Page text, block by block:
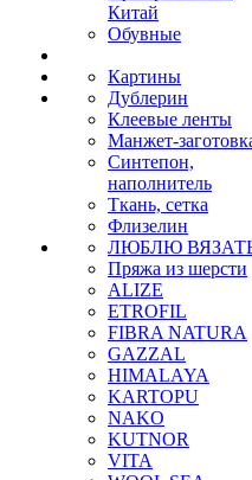
Китай
Обувные
Картины
Дублерин
Клеевые ленты
Манжет-
Синтепон,
наполнитель
Ткань, сетка
Флизелин
ЛЮБЛЮ
Пряжа из шерсти
ALIZE
ETROFIL
FIBRA NATURA
GAZZAL
HIMALAYA
KARTOPU
NAKO
KUTNOR
VITA